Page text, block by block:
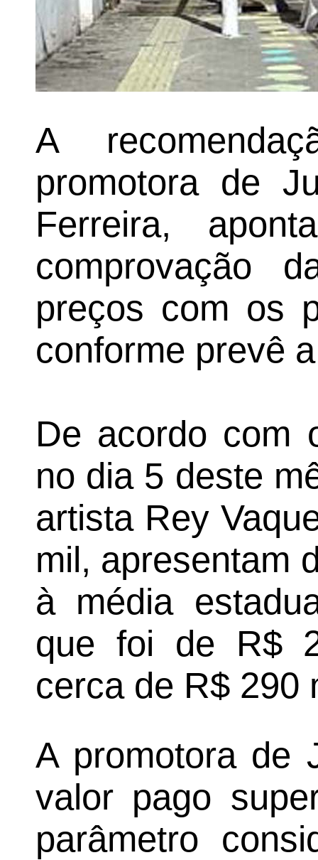
A
promotora de
Ferreira,
comprovação
preços com os
conforme prevê
De acordo com
no dia 5 deste
artista Rey
mil, apresentam
à média
que foi de R$
cerca de R$ 290
A promotora de
valor pago
parâmetro